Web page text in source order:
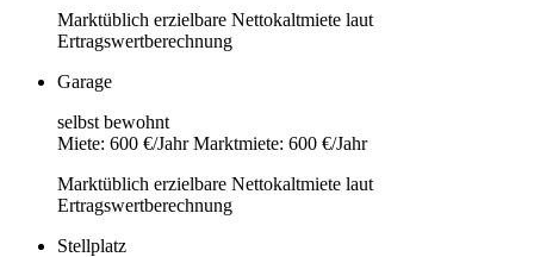
Marktüblich erzielbare Nettokaltmiete laut
Ertragswertberechnung
Garage
selbst bewohnt
Miete: 600 €/JahrMarktmiete: 600 €/Jahr
Marktüblich erzielbare Nettokaltmiete laut
Ertragswertberechnung
Stellplatz